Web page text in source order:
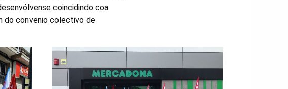
coincidindo coa
do convenio colectivo de